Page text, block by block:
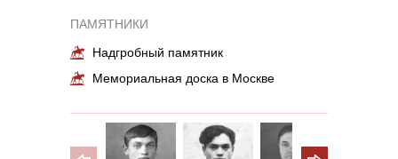
ПАМЯТНИКИ
Надгробный памятник
Мемориальная доска в Москве